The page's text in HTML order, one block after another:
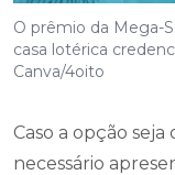
O prêmio da Mega-
casa lotérica
Canva/4oito
Caso a opção
necessário